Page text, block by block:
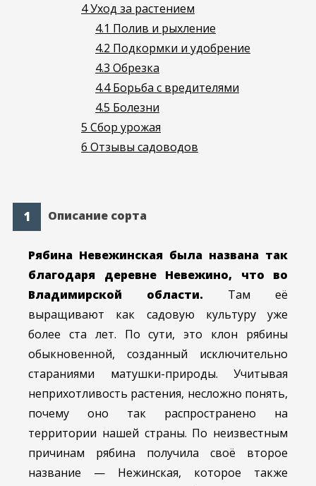
4Уход за растением
4.1 Полив и рыхление
4.2 Подкормки и удобрение
4.3 Обрезка
4.4Борьба с вредителями
4.5 Болезни
5 Сбор урожая
6 Отзывы садоводов
Описание сорта
Рябина Невежинская была названа так
благодаря деревне Невежино, что во
Владимирской области. Там её
выращивают как садовую культуру уже
более ста лет. По сути, это клон рябины
обыкновенной, созданный исключительно
стараниями матушки-природы. Учитывая
неприхотливость растения, несложно понять,
почему оно так распространено на
территории нашей страны. По неизвестным
причинам рябина получила своё второе
название — Нежинская, которое также